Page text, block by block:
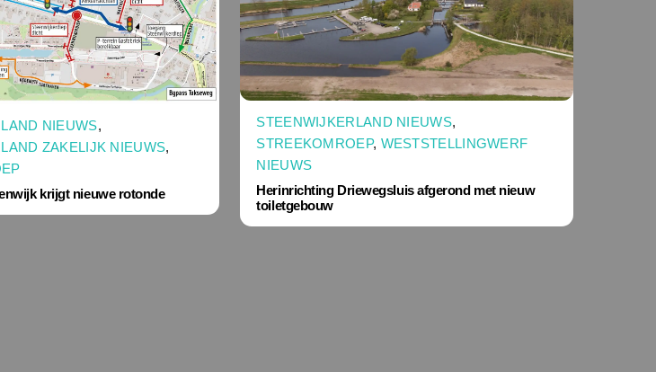
NIEUWS,
ZAKELIJK NIEUWS,
krijgt nieuwe rotonde
STEENWIJKERLAND NIEUWS,
STREEKOMROEP, WESTSTELLINGWERF
NIEUWS
Herinrichting Driewegsluis afgerond met nieuw
toiletgebouw